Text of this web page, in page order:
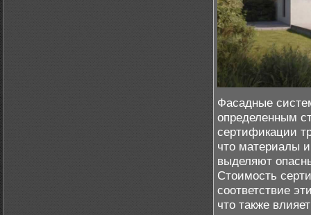
Фасадные
определенным
сертификации
что материалы
выделяют
Стоимость
соответствие
что также